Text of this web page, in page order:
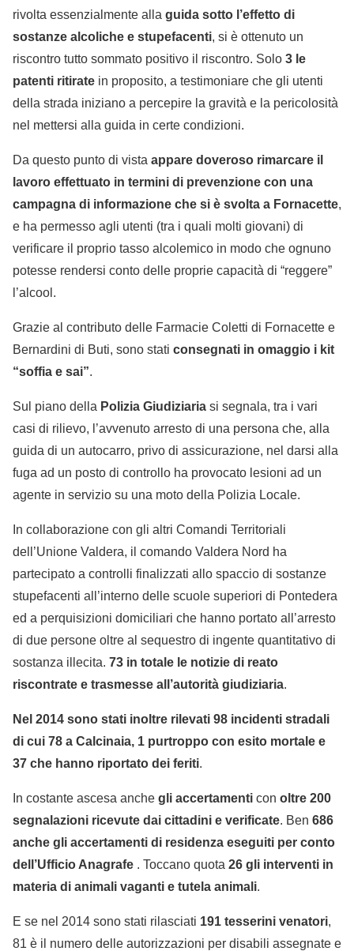
rivolta essenzialmente alla guida sotto l’effetto di
sostanze alcoliche e stupefacenti, si è ottenuto un
riscontro tutto sommato positivo il riscontro. Solo 3 le
patenti ritirate in proposito, a testimoniare che gli utenti
della strada iniziano a percepire la gravità e la pericolosità
nel mettersi alla guida in certe condizioni.
Da questo punto di vista appare doveroso rimarcare il
lavoro effettuato in termini di prevenzione con una
campagna di informazione che si è svolta a Fornacette,
e ha permesso agli utenti (tra i quali molti giovani) di
verificare il proprio tasso alcolemico in modo che ognuno
potesse rendersi conto delle proprie capacità di “reggere”
l’alcool.
Grazie al contributo delle Farmacie Coletti di Fornacette e
Bernardini di Buti, sono stati consegnati in omaggio i kit
“soffia e sai”.
Sul piano della Polizia Giudiziaria si segnala, tra i vari
casi di rilievo, l’avvenuto arresto di una persona che, alla
guida di un autocarro, privo di assicurazione, nel darsi alla
fuga ad un posto di controllo ha provocato lesioni ad un
agente in servizio su una moto della Polizia Locale.
In collaborazione con gli altri Comandi Territoriali
dell’Unione Valdera, il comando Valdera Nord ha
partecipato a controlli finalizzati allo spaccio di sostanze
stupefacenti all’interno delle scuole superiori di Pontedera
ed a perquisizioni domiciliari che hanno portato all’arresto
di due persone oltre al sequestro di ingente quantitativo di
sostanza illecita. 73 in totale le notizie di reato
riscontrate e trasmesse all’autorità giudiziaria.
Nel 2014 sono stati inoltre rilevati 98 incidenti stradali
di cui 78 a Calcinaia, 1 purtroppo con esito mortale e
37 che hanno riportato dei feriti.
In costante ascesa anche gli accertamenti con oltre 200
segnalazioni ricevute dai cittadini e verificate. Ben 686
anche gli accertamenti di residenza eseguiti per conto
dell’Ufficio Anagrafe . Toccano quota 26 gli interventi in
materia di animali vaganti e tutela animali.
E se nel 2014 sono stati rilasciati 191 tesserini venatori,
81 è il numero delle autorizzazioni per disabili assegnate e